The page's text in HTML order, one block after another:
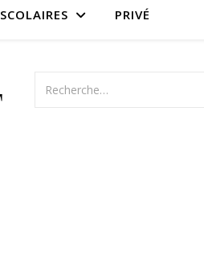
PRIVÉ